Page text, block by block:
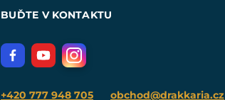
BUĎTE V KONTAKTU
+420 777 948 705 obchod@drakkaria.cz